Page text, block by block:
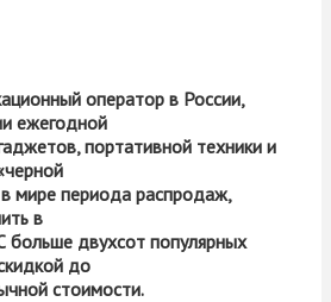
оператор в России,
ежегодной
портативной техники и
мире периода распродаж,
в
больше двухсот популярных
до
стоимости.